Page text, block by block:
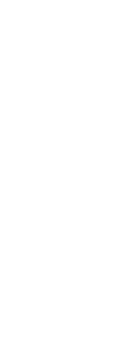
cuando Cassian